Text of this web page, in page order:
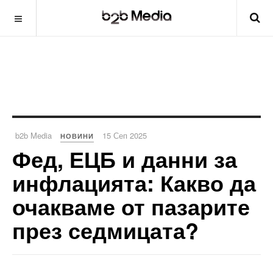
b2b Media НОВИНИ 15 Сеп 2025
Фед, ЕЦБ и данни за
инфлацията: Какво да
очакваме от пазарите
през седмицата?